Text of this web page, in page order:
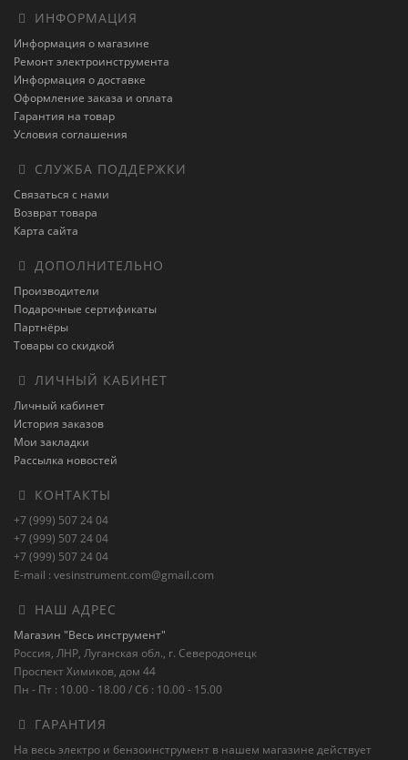
ИНФОРМАЦИЯ
Информация о магазине
Ремонт электроинструмента
Информация о доставке
Оформление заказа и оплата
Гарантия на товар
Условия соглашения
СЛУЖБА ПОДДЕРЖКИ
Связаться с нами
Возврат товара
Карта сайта
ДОПОЛНИТЕЛЬНО
Производители
Подарочные сертификаты
Партнёры
Товары со скидкой
ЛИЧНЫЙ КАБИНЕТ
Личный кабинет
История заказов
Мои закладки
Рассылка новостей
КОНТАКТЫ
+7 (999) 507 24 04
+7 (999) 507 24 04
+7 (999) 507 24 04
E-mail : vesinstrument.com@gmail.com
НАШ АДРЕС
Магазин "Весь инструмент"
Россия, ЛНР, Луганская обл., г. Северодонецк
Проспект Химиков, дом 44
Пн - Пт : 10.00 - 18.00 / Сб : 10.00 - 15.00
ГАРАНТИЯ
На весь электро и бензоинструмент в нашем магазине действует